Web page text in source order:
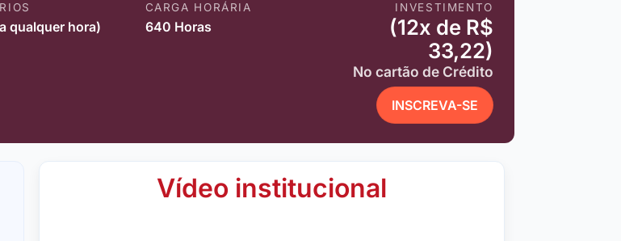
qualquer hora)
CARGA HORÁRIA
640 Horas
INVESTIMENTO
(12x de R$
33,22)
No cartão de Crédito
INSCREVA-SE
Vídeo institucional